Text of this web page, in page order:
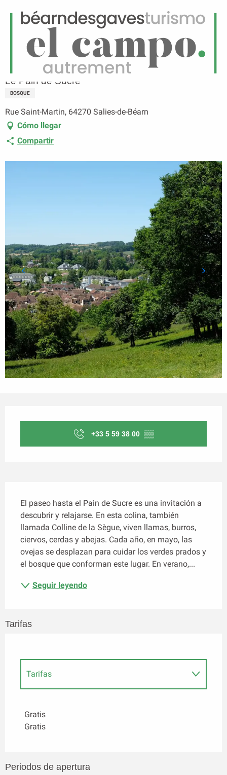
Menú
Página principal Le Pain de Sucre
Le Pain de Sucre
BOSQUE
Rue Saint-Martin, 64270 Salies-de-Béarn
Cómo llegar
Compartir
+33 5 59 38 00 ▒▒
El paseo hasta el Pain de Sucre es una invitación a
descubrir y relajarse. En esta colina, también
llamada Colline de la Sègue, viven llamas, burros,
ciervos, cerdas y abejas. Cada año, en mayo, las
ovejas se desplazan para cuidar los verdes prados y
el bosque que conforman este lugar. En verano,...
Seguir leyendo
Tarifas
Tarifas
Gratis
Gratis
Periodos de apertura